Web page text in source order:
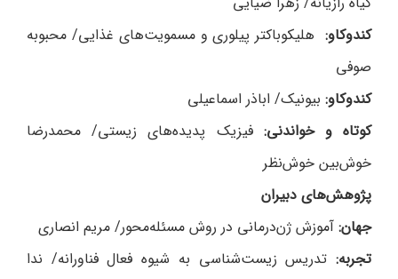
کندوکاو: هلیکوباکتر پیلوری و مسمویت‌های غذایی/ محبوبه
صوفی
کندوکاو: بیونیک/ اباذر اسماعیلی
کوتاه و خواندنی: فیزیک پدیده‌های زیستی/ محمدرضا
خوش‌بین خوش‌نظر
پژوهش‌های دبیران
جهان: آموزش ژن‌درمانی در روش مسئله‌محور/ مریم انصاری
تجربه: تدریس زیست‌شناسی به شیوه فعال فناورانه/ ندا